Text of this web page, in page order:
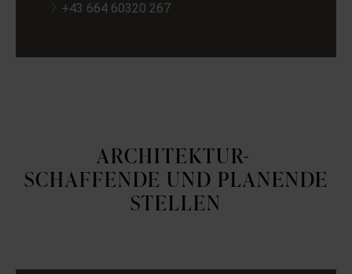
+43 664 60320 267
ARCHITEKTUR-
SCHAFFENDE UND PLANENDE
STELLEN